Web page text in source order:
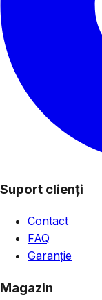
Suport clienți
Contact
FAQ
Garanție
Magazin